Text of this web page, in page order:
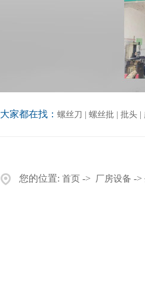
大家都在找： 螺丝刀 螺丝批 批头
您的位置: 首页 -> 厂房设备 ->